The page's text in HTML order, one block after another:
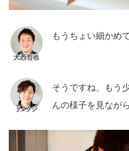
もうちょい細かめ
そうですね、もう
んの様子を見なが